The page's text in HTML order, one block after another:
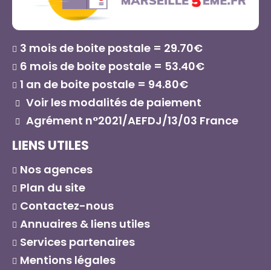
3 mois de boite postale = 29.70€
6 mois de boite postale = 53.40€
1 an de boite postale = 94.80€
Voir les modalités de paiement
Agrément n°2021/AEFDJ/13/03 France
LIENS UTILES
Nos agences
Plan du site
Contactez-nous
Annuaires & liens utiles
Services partenaires
Mentions légales